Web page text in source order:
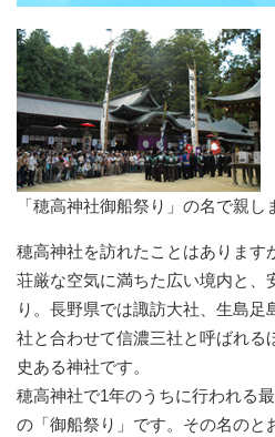
「穂高神社御船祭り」の名で親
穂高神社を訪れたことはありま
荘厳な空気に満ちた広い境内と、
り。長野県では諏訪大社、生島足
社と合わせて信濃三社と呼ばれる
史ある神社です。
穂高神社で1年のうちに行われる
の「御船祭り」です。その名のと